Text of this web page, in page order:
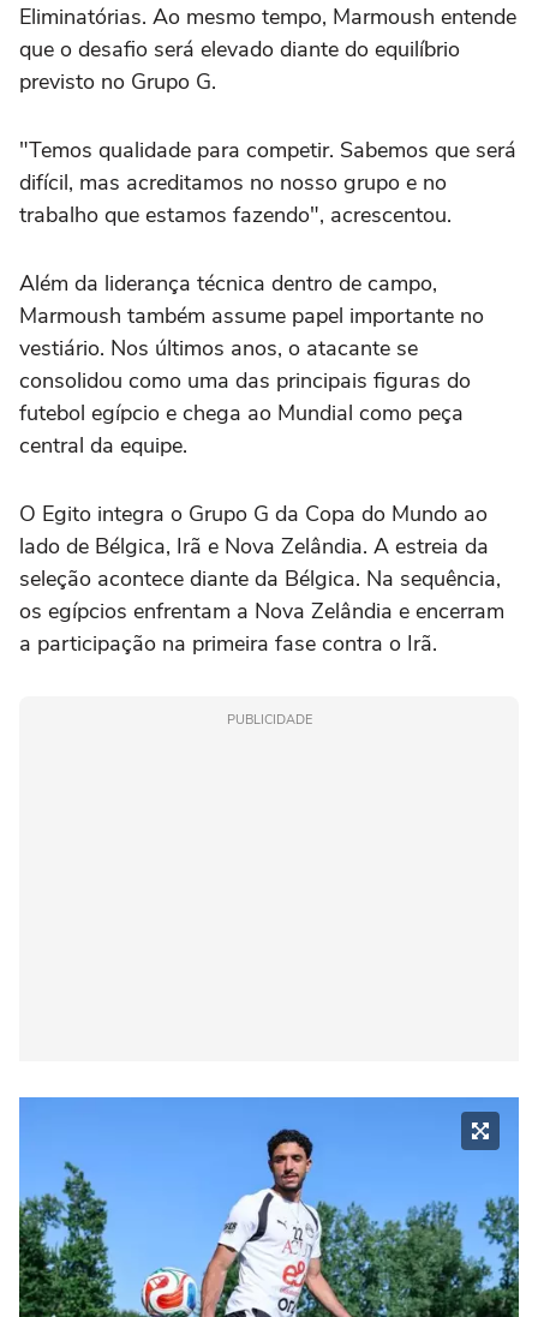
Eliminatórias. Ao mesmo tempo, Marmoush entende
que o desafio será elevado diante do equilíbrio
previsto no Grupo G.
"Temos qualidade para competir. Sabemos que será
difícil, mas acreditamos no nosso grupo e no
trabalho que estamos fazendo", acrescentou.
Além da liderança técnica dentro de campo,
Marmoush também assume papel importante no
vestiário. Nos últimos anos, o atacante se
consolidou como uma das principais figuras do
futebol egípcio e chega ao Mundial como peça
central da equipe.
O Egito integra o Grupo G da Copa do Mundo ao
lado de Bélgica, Irã e Nova Zelândia. A estreia da
seleção acontece diante da Bélgica. Na sequência,
os egípcios enfrentam a Nova Zelândia e encerram
a participação na primeira fase contra o Irã.
PUBLICIDADE